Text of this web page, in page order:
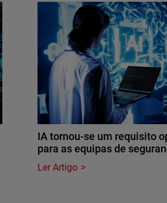
IA tornou-se um requisito
para as equipas de
Ler Artigo